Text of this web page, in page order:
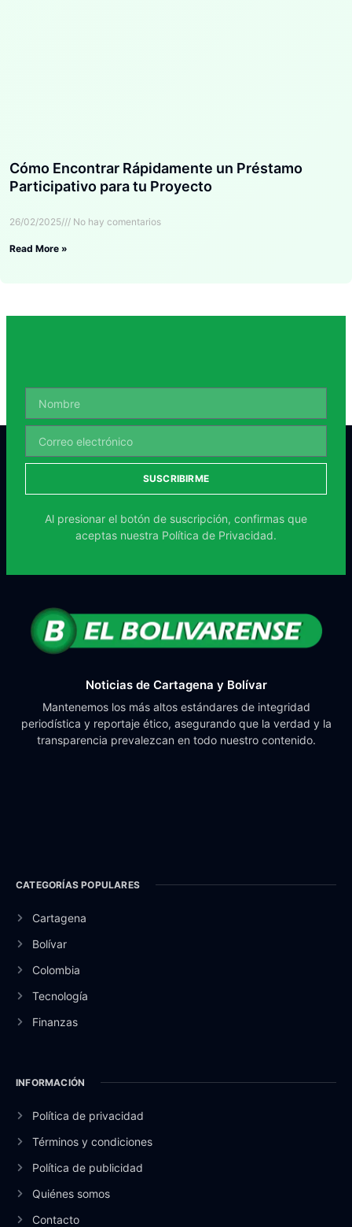
Cómo Encontrar Rápidamente un Préstamo
Participativo para tu Proyecto
26/02/2025 No hay comentarios
Read More »
SUSCRIBIRME
Al presionar el botón de suscripción, confirmas que
aceptas nuestra Política de Privacidad.
Noticias de Cartagena y Bolívar
Mantenemos los más altos estándares de integridad
periodística y reportaje ético, asegurando que la verdad y la
transparencia prevalezcan en todo nuestro contenido.
CATEGORÍAS POPULARES
Cartagena
Bolívar
Colombia
Tecnología
Finanzas
INFORMACIÓN
Política de privacidad
Términos y condiciones
Política de publicidad
Quiénes somos
Contacto